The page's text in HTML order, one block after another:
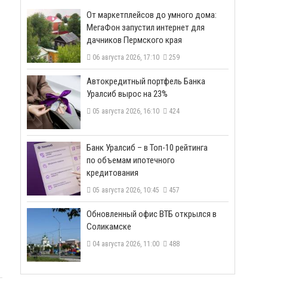
От маркетплейсов до умного дома:
МегаФон запустил интернет для
дачников Пермского края
06 августа 2026, 17:10 259
​Автокредитный портфель Банка
Уралсиб вырос на 23%
05 августа 2026, 16:10 424
​Банк Уралсиб – в Топ-10 рейтинга
по объемам ипотечного
кредитования
05 августа 2026, 10:45 457
​Обновленный офис ВТБ открылся в
Соликамске
04 августа 2026, 11:00 488